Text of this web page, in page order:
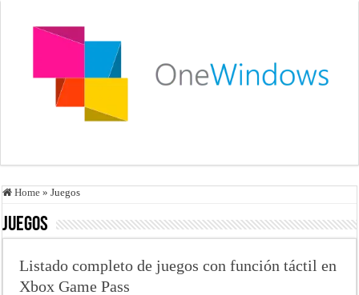
Home » Juegos
Juegos
Listado completo de juegos con función táctil en
Xbox Game Pass